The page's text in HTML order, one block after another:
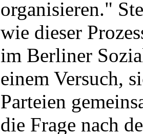
organisieren."
wie dieser
im Berliner
einem Versuch,
Parteien
die Frage nach